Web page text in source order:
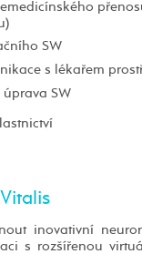
SW
s lékařem
SW
inovativní
s rozšířenou